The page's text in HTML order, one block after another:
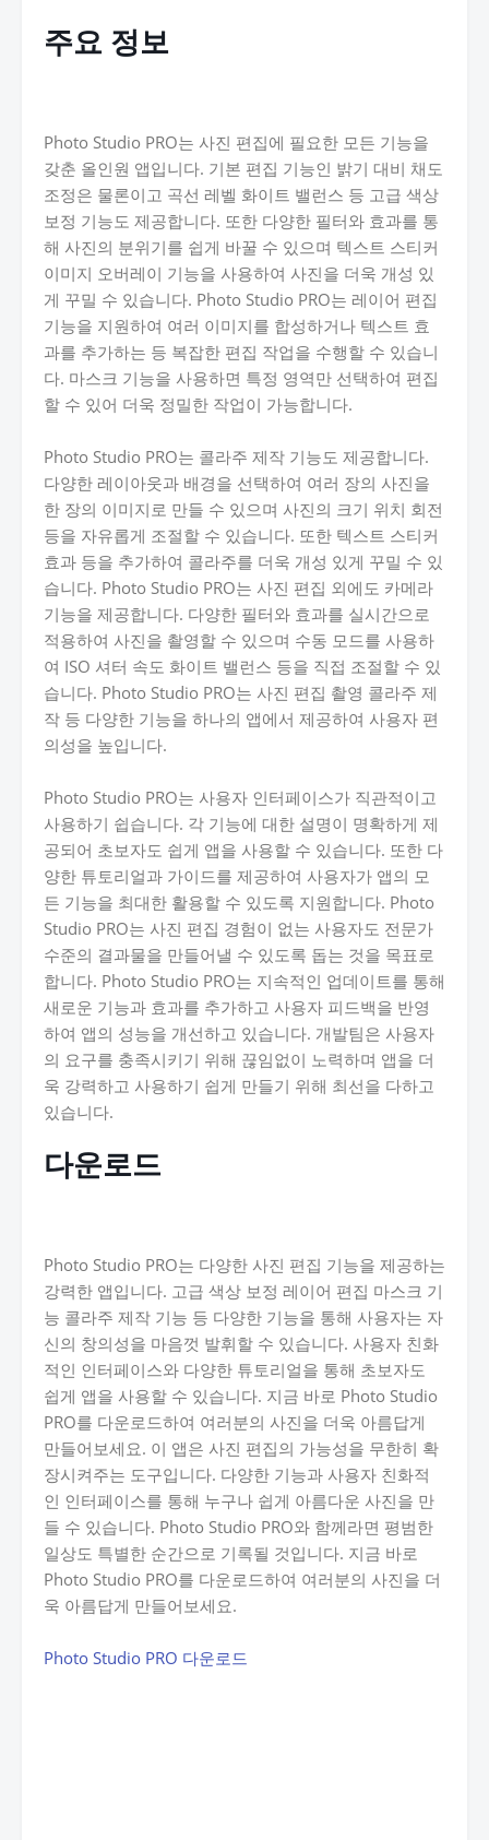
주요 정보
Photo Studio PRO는 사진 편집에 필요한 모든 기능을
갖춘 올인원 앱입니다. 기본 편집 기능인 밝기 대비 채도
조정은 물론이고 곡선 레벨 화이트 밸런스 등 고급 색상
보정 기능도 제공합니다. 또한 다양한 필터와 효과를 통
해 사진의 분위기를 쉽게 바꿀 수 있으며 텍스트 스티커
이미지 오버레이 기능을 사용하여 사진을 더욱 개성 있
게 꾸밀 수 있습니다. Photo Studio PRO는 레이어 편집
기능을 지원하여 여러 이미지를 합성하거나 텍스트 효
과를 추가하는 등 복잡한 편집 작업을 수행할 수 있습니
다. 마스크 기능을 사용하면 특정 영역만 선택하여 편집
할 수 있어 더욱 정밀한 작업이 가능합니다.
Photo Studio PRO는 콜라주 제작 기능도 제공합니다.
다양한 레이아웃과 배경을 선택하여 여러 장의 사진을
한 장의 이미지로 만들 수 있으며 사진의 크기 위치 회전
등을 자유롭게 조절할 수 있습니다. 또한 텍스트 스티커
효과 등을 추가하여 콜라주를 더욱 개성 있게 꾸밀 수 있
습니다. Photo Studio PRO는 사진 편집 외에도 카메라
기능을 제공합니다. 다양한 필터와 효과를 실시간으로
적용하여 사진을 촬영할 수 있으며 수동 모드를 사용하
여 ISO 셔터 속도 화이트 밸런스 등을 직접 조절할 수 있
습니다. Photo Studio PRO는 사진 편집 촬영 콜라주 제
작 등 다양한 기능을 하나의 앱에서 제공하여 사용자 편
의성을 높입니다.
Photo Studio PRO는 사용자 인터페이스가 직관적이고
사용하기 쉽습니다. 각 기능에 대한 설명이 명확하게 제
공되어 초보자도 쉽게 앱을 사용할 수 있습니다. 또한 다
양한 튜토리얼과 가이드를 제공하여 사용자가 앱의 모
든 기능을 최대한 활용할 수 있도록 지원합니다. Photo
Studio PRO는 사진 편집 경험이 없는 사용자도 전문가
수준의 결과물을 만들어낼 수 있도록 돕는 것을 목표로
합니다. Photo Studio PRO는 지속적인 업데이트를 통해
새로운 기능과 효과를 추가하고 사용자 피드백을 반영
하여 앱의 성능을 개선하고 있습니다. 개발팀은 사용자
의 요구를 충족시키기 위해 끊임없이 노력하며 앱을 더
욱 강력하고 사용하기 쉽게 만들기 위해 최선을 다하고
있습니다.
다운로드
Photo Studio PRO는 다양한 사진 편집 기능을 제공하는
강력한 앱입니다. 고급 색상 보정 레이어 편집 마스크 기
능 콜라주 제작 기능 등 다양한 기능을 통해 사용자는 자
신의 창의성을 마음껏 발휘할 수 있습니다. 사용자 친화
적인 인터페이스와 다양한 튜토리얼을 통해 초보자도
쉽게 앱을 사용할 수 있습니다. 지금 바로 Photo Studio
PRO를 다운로드하여 여러분의 사진을 더욱 아름답게
만들어보세요. 이 앱은 사진 편집의 가능성을 무한히 확
장시켜주는 도구입니다. 다양한 기능과 사용자 친화적
인 인터페이스를 통해 누구나 쉽게 아름다운 사진을 만
들 수 있습니다. Photo Studio PRO와 함께라면 평범한
일상도 특별한 순간으로 기록될 것입니다. 지금 바로
Photo Studio PRO를 다운로드하여 여러분의 사진을 더
욱 아름답게 만들어보세요.
Photo Studio PRO 다운로드